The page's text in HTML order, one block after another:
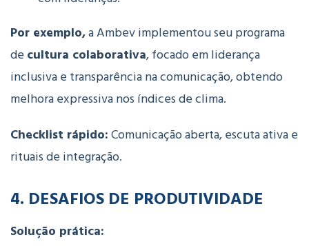
Por exemplo,a Ambev implementou seu programa
de cultura colaborativa, focado em liderança
inclusiva e transparência na comunicação, obtendo
melhora expressiva nos índices de clima.
Checklist rápido:Comunicação aberta, escuta ativa e
rituais de integração.
4. DESAFIOS DE PRODUTIVIDADE
Solução prática: